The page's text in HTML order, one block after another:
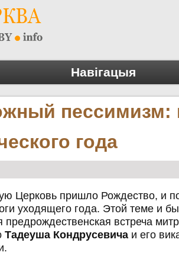
Навігацыя
пессимизм:
года
Церковь пришло Рождество, и
уходящего года. Этой теме и
предрождественская встреча
Тадеуша Кондрусевича и его